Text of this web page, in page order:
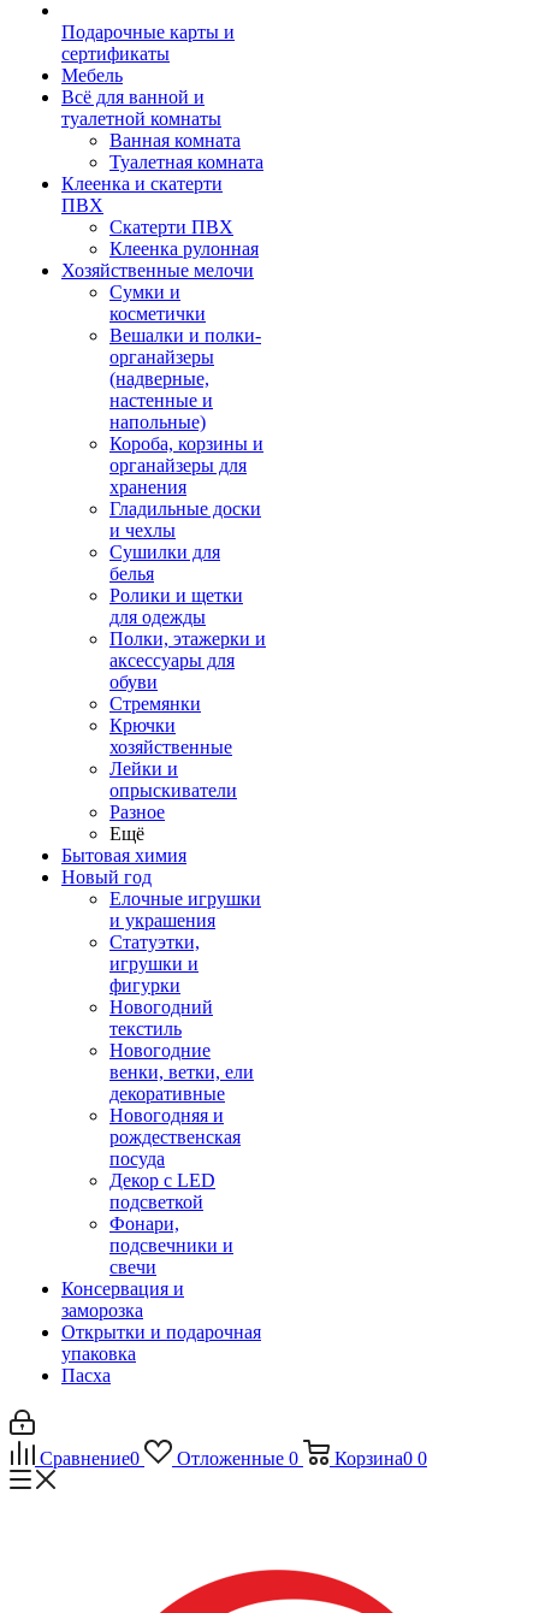
Подарочные карты и
сертификаты
Мебель
Всё для ванной и
туалетной комнаты
Ванная комната
Туалетная комната
Клеенка и скатерти
ПВХ
Скатерти ПВХ
Клеенка рулонная
Хозяйственные мелочи
Сумки и
косметички
Вешалки и полки-
органайзеры
(надверные,
настенные и
напольные)
Короба, корзины и
органайзеры для
хранения
Гладильные доски
и чехлы
Сушилки для
белья
Ролики и щетки
для одежды
Полки, этажерки и
аксессуары для
обуви
Стремянки
Крючки
хозяйственные
Лейки и
опрыскиватели
Разное
Ещё
Бытовая химия
Новый год
Елочные игрушки
и украшения
Статуэтки,
игрушки и
фигурки
Новогодний
текстиль
Новогодние
венки, ветки, ели
декоративные
Новогодняя и
рождественская
посуда
Декор с LED
подсветкой
Фонари,
подсвечники и
свечи
Консервация и
заморозка
Открытки и подарочная
упаковка
Пасха
Сравнение0 Отложенные 0 Корзина0 0